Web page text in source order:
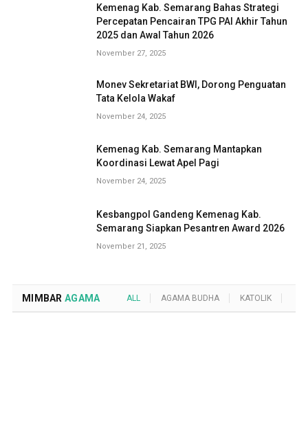
Kemenag Kab. Semarang Bahas Strategi
Percepatan Pencairan TPG PAI Akhir Tahun
2025 dan Awal Tahun 2026
November 27, 2025
Monev Sekretariat BWI, Dorong Penguatan
Tata Kelola Wakaf
November 24, 2025
Kemenag Kab. Semarang Mantapkan
Koordinasi Lewat Apel Pagi
November 24, 2025
Kesbangpol Gandeng Kemenag Kab.
Semarang Siapkan Pesantren Award 2026
November 21, 2025
MIMBAR AGAMA ALL AGAMA BUDHA KATOLIK